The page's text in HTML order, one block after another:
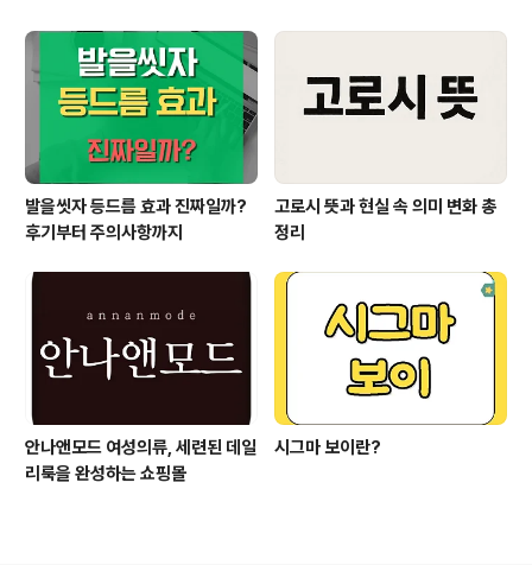
발을씻자 등드름 효과 진짜일까?
후기부터 주의사항까지
고로시 뜻과 현실 속 의미 변화 총
정리
안나앤모드 여성의류, 세련된 데일
리룩을 완성하는 쇼핑몰
시그마 보이란?